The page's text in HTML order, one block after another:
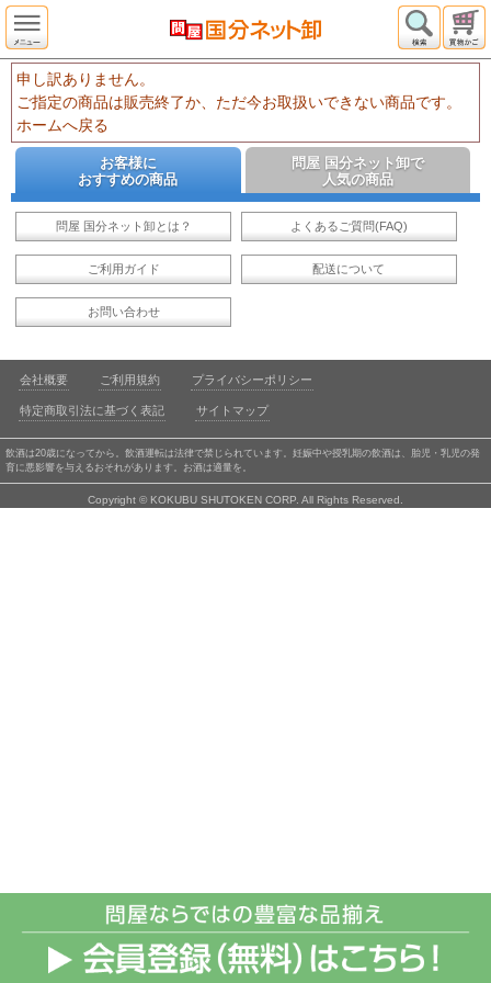
申し訳ありません。
ご指定の商品は販売終了か、ただ今お取扱いできない商品です。
ホームへ戻る
お客様に
おすすめの商品
問屋 国分ネット卸で
人気の商品
問屋 国分ネット卸とは？ よくあるご質問(FAQ)
ご利用ガイド 配送について
お問い合わせ
会社概要 ご利用規約 プライバシーポリシー
特定商取引法に基づく表記 サイトマップ
飲酒は20歳になってから。飲酒運転は法律で禁じられています。妊娠中や授乳期の飲酒は、胎児・乳児の発
育に悪影響を与えるおそれがあります。お酒は適量を。
Copyright © KOKUBU SHUTOKEN CORP. All Rights Reserved.